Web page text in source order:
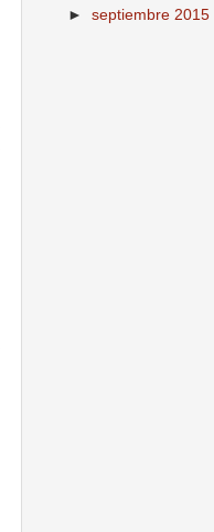
►septiembre 2015